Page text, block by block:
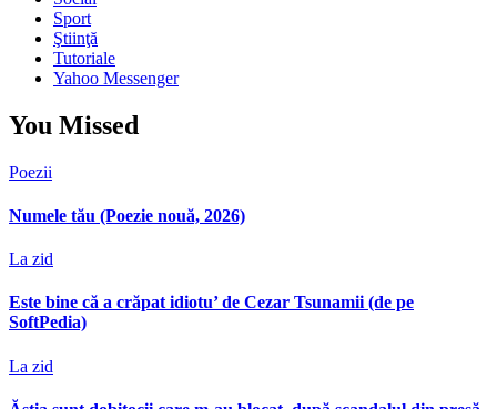
Sport
Ştiinţă
Tutoriale
Yahoo Messenger
You Missed
Poezii
Numele tău (Poezie nouă, 2026)
La zid
Este bine că a crăpat idiotu’ de Cezar Tsunamii (de pe
SoftPedia)
La zid